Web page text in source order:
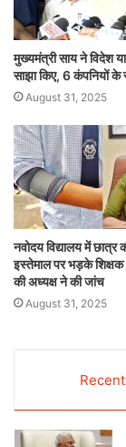
मुख्यमंत्री साय ने विदेश
साझा किए, 6 कंपनियों
August 31, 2025
नवोदय विद्यालय में छात्र
इस्तेमाल पर भड़के
की अध्यक्ष ने की जांच
August 31, 2025
Recent